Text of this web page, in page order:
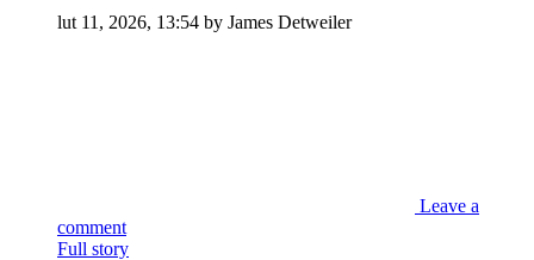
lut 11, 2026, 13:54 by James Detweiler
Leave a
comment
Full story